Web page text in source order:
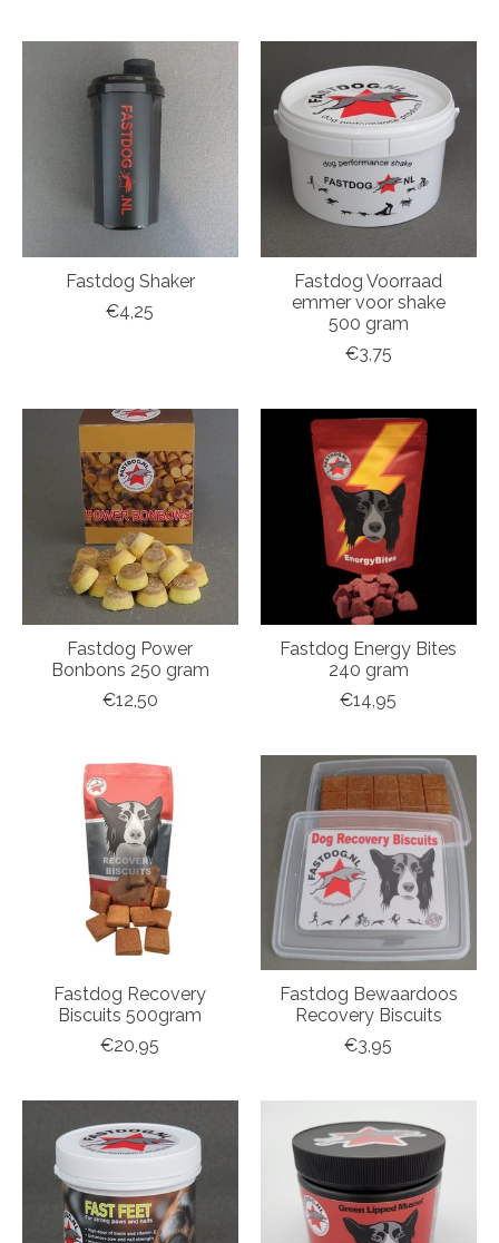
Fastdog Shaker
€4,25
Fastdog Voorraad
emmer voor shake
500 gram
€3,75
Fastdog Power
Bonbons 250 gram
€12,50
Fastdog Energy Bites
240 gram
€14,95
Fastdog Recovery
Biscuits 500gram
€20,95
Fastdog Bewaardoos
Recovery Biscuits
€3,95